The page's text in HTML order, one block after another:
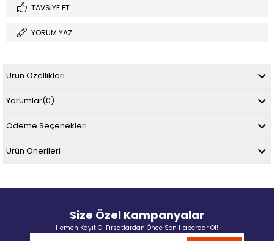
TAVSIYE ET
YORUM YAZ
Ürün Özellikleri
Yorumlar(0)
Ödeme Seçenekleri
Ürün Önerileri
Size Özel Kampanyalar
Hemen Kayıt Ol Fırsatlardan Önce Sen Haberdar Ol!